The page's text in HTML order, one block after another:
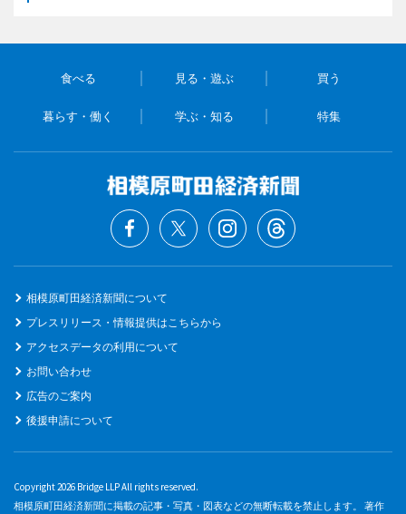
食べる 見る・遊ぶ 買う
暮らす・働く 学ぶ・知る 特集
相模原町田経済新聞について
プレスリリース・情報提供はこちらから
アクセスデータの利用について
お問い合わせ
広告のご案内
後援申請について
Copyright 2026 Bridge LLP All rights reserved.
相模原町田経済新聞に掲載の記事・写真・図表などの無断転載を禁止します。 著作